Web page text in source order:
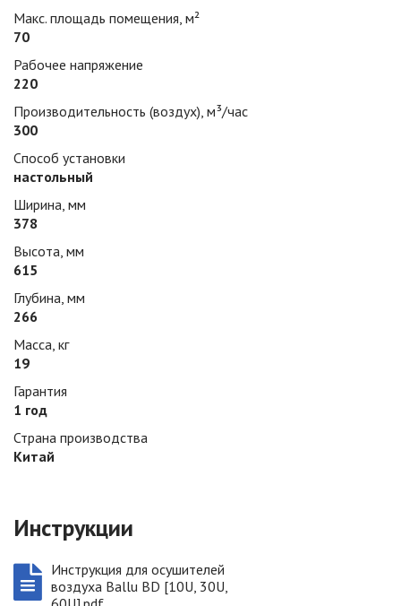
Макс. площадь помещения, м²
70
Рабочее напряжение
220
Производительность (воздух), м³/час
300
Способ установки
настольный
Ширина, мм
378
Высота, мм
615
Глубина, мм
266
Масса, кг
19
Гарантия
1 год
Страна производства
Китай
Инструкции
Инструкция для осушителей
воздуха Ballu BD [10U, 30U,